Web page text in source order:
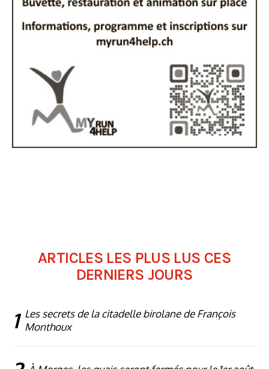
ARTICLES LES PLUS LUS CES
DERNIERS JOURS
1 Les secrets de la citadelle birolane de François
Monthoux